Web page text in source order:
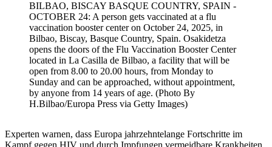
BILBAO, BISCAY BASQUE COUNTRY, SPAIN -
OCTOBER 24: A person gets vaccinated at a flu
vaccination booster center on October 24, 2025, in
Bilbao, Biscay, Basque Country, Spain. Osakidetza
opens the doors of the Flu Vaccination Booster Center
located in La Casilla de Bilbao, a facility that will be
open from 8.00 to 20.00 hours, from Monday to
Sunday and can be approached, without appointment,
by anyone from 14 years of age. (Photo By
H.Bilbao/Europa Press via Getty Images)
Experten warnen, dass Europa jahrzehntelange Fortschritte im